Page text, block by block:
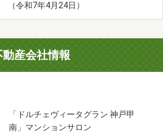
（令和7年4月24日）
動産会社情報
「ドルチェヴィータグラン 神戸甲
南」マンションサロン